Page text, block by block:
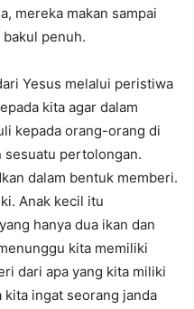
mereka makan sampai
penuh.
Yesus melalui peristiwa
kita agar dalam
kepada orang-orang di
sesuatu pertolongan.
dalam bentuk memberi.
Anak kecil itu
hanya dua ikan dan
kita memiliki
dari apa yang kita miliki
ingat seorang janda